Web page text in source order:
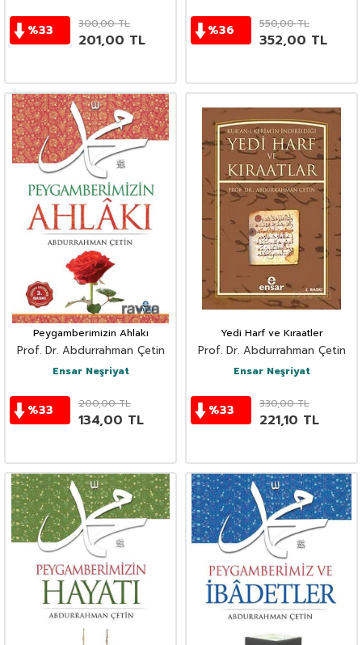
%33 300,00TL
201,00 TL
%36 550,00TL
352,00 TL
Peygamberimizin Ahlakı
Prof. Dr. Abdurrahman Çetin
Ensar Neşriyat
%33 200,00TL
134,00 TL
Yedi Harf ve Kıraatler
Prof. Dr. Abdurrahman Çetin
Ensar Neşriyat
%33 330,00TL
221,10 TL